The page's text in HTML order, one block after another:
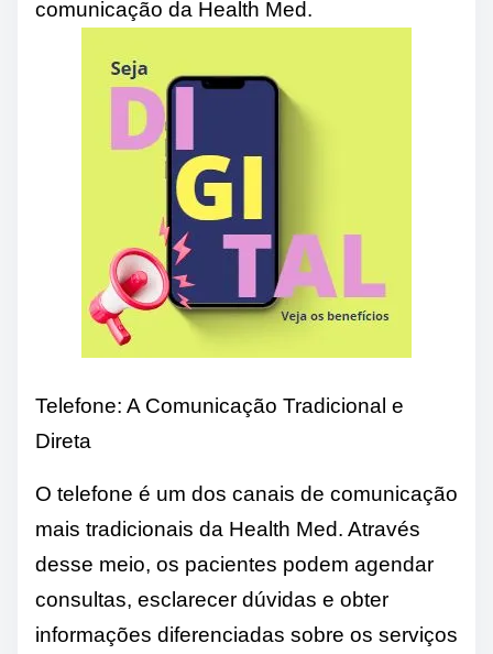
comunicação da Health Med.
Telefone: A Comunicação Tradicional e
Direta
O telefone é um dos canais de comunicação
mais tradicionais da Health Med. Através
desse meio, os pacientes podem agendar
consultas, esclarecer dúvidas e obter
informações diferenciadas sobre os serviços